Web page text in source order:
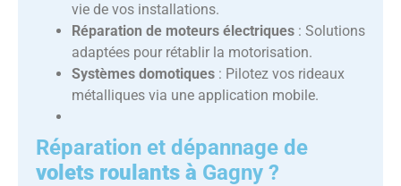
vie de vos installations.
Réparation de moteurs électriques : Solutions
adaptées pour rétablir la motorisation.
Systèmes domotiques : Pilotez vos rideaux
métalliques via une application mobile.
Réparation et dépannage de
volets roulants à Gagny ?